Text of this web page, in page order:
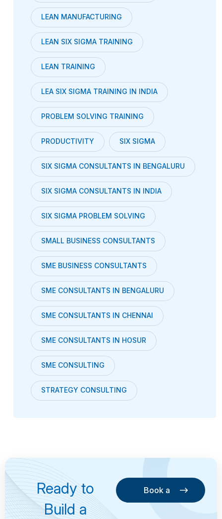
LEAN MANUFACTURING
LEAN SIX SIGMA TRAINING
LEAN TRAINING
LEA SIX SIGMA TRAINING IN INDIA
PROBLEM SOLVING TRAINING
PRODUCTIVITY SIX SIGMA
SIX SIGMA CONSULTANTS IN BENGALURU
SIX SIGMA CONSULTANTS IN INDIA
SIX SIGMA PROBLEM SOLVING
SMALL BUSINESS CONSULTANTS
SME BUSINESS CONSULTANTS
SME CONSULTANTS IN BENGALURU
SME CONSULTANTS IN CHENNAI
SME CONSULTANTS IN HOSUR
SME CONSULTING
STRATEGY CONSULTING
Ready to
Build a
Book a
Consultation
Book a